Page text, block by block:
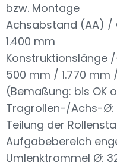
bzw. Montage
Achsabstand (AA) /
1.400 mm
Konstruktionslänge
500 mm / 1.770 mm
(Bemaßung: bis OK
Tragrollen-/Achs-Ø:
Teilung der
Aufgabebereich
Umlenktrommel Ø: